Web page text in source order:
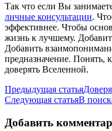
Так что если Вы
личные консультации.
эффективнее. Чтобы
жизнь к лучшему.
Добавить
предназначение. Понять,
доверять Вселенной.
Навигация
по
записям
Предыдущая статья
Следующая статьяВ
Добавить